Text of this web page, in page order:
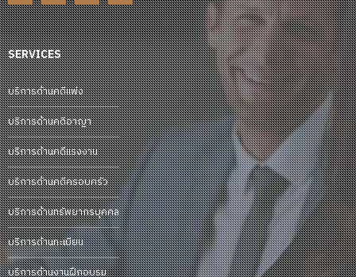
SERVICES
บริการด้านคดีแพ่ง
บริการด้านคดีอาญา
บริการด้านคดีแรงงาน
บริการด้านคดีครอบครัว
บริการด้านทรัพยากรบุคคล
บริการด้านทะเบียน
บริการด้านงานฝึกอบรม